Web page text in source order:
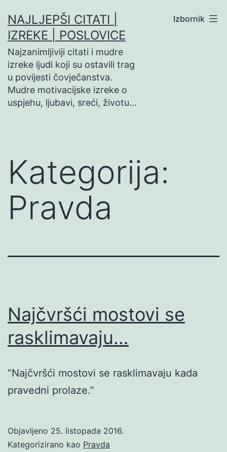
na
sadržaj
NAJLJEPŠI CITATI |
IZREKE | POSLOVICE
Najzanimljiviji citati i mudre
izreke ljudi koji su ostavili trag
u povijesti čovječanstva.
Mudre motivacijske izreke o
uspjehu, ljubavi, sreći, životu…
Izbornik
Kategorija:
Pravda
Najčvršći mostovi se
rasklimavaju…
“Najčvršći mostovi se rasklimavaju kada
pravedni prolaze.”
Objavljeno 25. listopada 2016.
Kategorizirano kao Pravda